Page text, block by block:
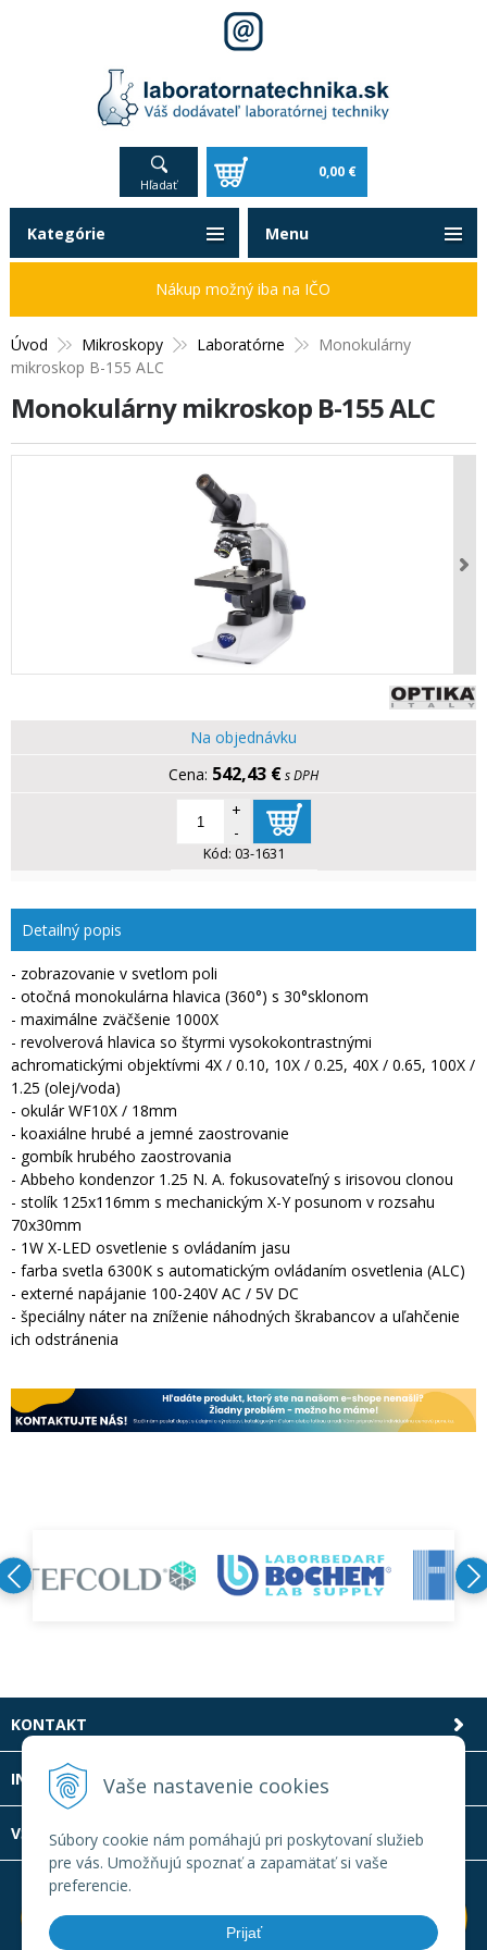
Vaše nastavenie cookies
Súbory cookie nám pomáhajú pri poskytovaní služieb
pre vás. Umožňujú spoznať a zapamätať si vaše
preferencie.
Prijať
Hľadať
0,00 €
Úvod Mikroskopy Laboratórne
Monokulárny
mikroskop B-155 ALC
Monokulárny mikroskop B-155 ALC
Na objednávku
542,43 €s DPH
+
-
Kód: 03-1631
Detailný popis
- zobrazovanie v svetlom poli
- otočná monokulárna hlavica (360°) s 30°sklonom
- maximálne zväčšenie 1000X
- revolverová hlavica so štyrmi vysokokontrastnými
achromatickými objektívmi 4X / 0.10, 10X / 0.25, 40X / 0.65, 100X /
1.25 (olej/voda)
- okulár WF10X / 18mm
- koaxiálne hrubé a jemné zaostrovanie
- gombík hrubého zaostrovania
- Abbeho kondenzor 1.25 N. A. fokusovateľný s irisovou clonou
- stolík 125x116mm s mechanickým X-Y posunom v rozsahu
70x30mm
- 1W X-LED osvetlenie s ovládaním jasu
- farba svetla 6300K s automatickým ovládaním osvetlenia (ALC)
- externé napájanie 100-240V AC / 5V DC
- špeciálny náter na zníženie náhodných škrabancov a uľahčenie
ich odstránenia
Kategórie
Nákup možný iba na IČO
Menu
KONTAKT
INFOLINKA
VŠETKO O NÁKUPE